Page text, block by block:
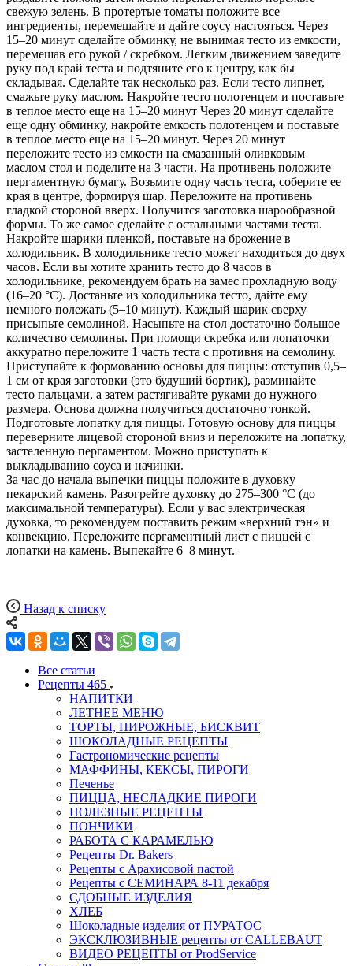
свежую зелень. В протертые томаты положите все
ингредиенты, перемешайте и дайте соусу настояться. Через
15–20 минут сделайте обминку, не вынимая тесто из емкости,
перемешав его рукой / cкребком. Легким движением заведите
руку под край теста и подтяните его к центру, как бы
складывая. Сделайте так несколько раз. Если тесто липнет,
смажьте руку маслом. Накройте тесто полотенцем и поставьте
в теплое место еще на 15–20 минут Через 20 минут сделайте
еще одну обминку, накройте емкость полотенцем и поставьте
в теплое место еще на 15–20 минут. Через 20 минут
переложите тесто из емкости на смазанный оливковым
маслом стол и поделите на 3 части. На противень положите
пергаментную бумагу. Возьмите одну часть теста, соберите ее
края в центре, формируя шар. Переложите на противень
гладкой стороной вверх. Получится заготовка шарообразной
формы. То же самое сделайте с остальными частями теста.
Накройте шарики пленкой, поставьте на брожение в
холодильник. В холодильнике тесто может находиться до двух
часов. Если вы хотите хранить тесто до 8 часов в
холодильнике, рекомендуем брать на замес прохладную воду
(16–20 °С). Достаньте из холодильника тесто, дайте ему
немного полежать (5–10 минут). Каждый шарик сверху
присыпьте семолиной. Насыпьте на стол достаточно большое
количество семолины. При помощи скребка или лопаточки
аккуратно переложите 1 часть теста с противня на семолину.
Приступайте к формованию основы для пиццы: отступив 0,5–
1 см от края заготовки (это будущий бортик), разминайте
тесто пальцами, а затем растягивайте руками до нужного
размера. Основа должна получиться достаточно тонкой.
Подготовьте лопатку для пиццы. Готовую основу для пиццы
переверните лицевой стороной вниз и переложите на лопатку,
застеленную пергаментом. Можно приступать к
выкладыванию соуса и начинки.
За час до начала выпечки пиццы положите в духовку
пекарский камень. Разогрейте духовку до 275–300 °С (до
максимальной температуры). Если у вас электрическая
духовка, то рекомендуем поставить режим «верхний тэн» и
конвекцию. Переложите пергаментный лист с пиццей с
лопатки на камень. Выпекайте 6–8 минут.
Назад к списку
Все статьи
Рецепты 465
НАПИТКИ
ЛЕТНЕЕ МЕНЮ
ТОРТЫ, ПИРОЖНЫЕ, БИСКВИТ
ШОКОЛАДНЫЕ РЕЦЕПТЫ
Гастрономические рецепты
МАФФИНЫ, КЕКСЫ, ПИРОГИ
Печенье
ПИЦЦА, НЕСЛАДКИЕ ПИРОГИ
ПОЛЕЗНЫЕ РЕЦЕПТЫ
ПОНЧИКИ
РАБОТА С КАРАМЕЛЬЮ
Рецепты Dr. Bakers
Рецепты с Арахисовой пастой
Рецепты с СЕМИНАРА 8-11 декабря
СДОБНЫЕ ИЗДЕЛИЯ
ХЛЕБ
Шоколадные изделия от ПУРАТОС
ЭКСКЛЮЗИВНЫЕ рецепты от CALLEBAUT
ВИДЕО РЕЦЕПТЫ от ProdService